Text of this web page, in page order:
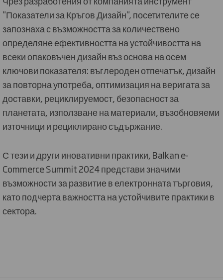
"Показатели за Кръгов Дизайн", посетителите се
запознаха с възможността за количествено
определяне ефективността на устойчивостта на
всеки опаковъчен дизайн въз основа на осем
ключови показателя: въглероден отпечатък, дизайн
за повторна употреба, оптимизация на веригата за
доставки, рециклируемост, безопасност за
планетата, използване на материали, възобновяеми
източници и рециклирано съдържание.
С тези и други иновативни практики, Balkan e-
Commerce Summit 2024 представи значими
възможности за развитие в електронната търговия,
като подчерта важността на устойчивите практики в
сектора.